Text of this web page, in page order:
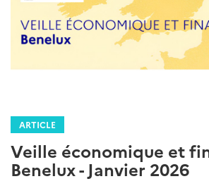
ARTICLE
Veille économique et
Benelux - Janvier 2026